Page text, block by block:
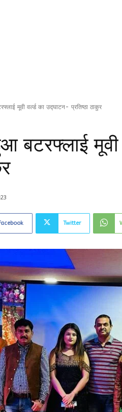
मूवी वर्ल्ड का उद्घाटन- प्रतिष्ठा ठाकुर
मूवी
Twitter